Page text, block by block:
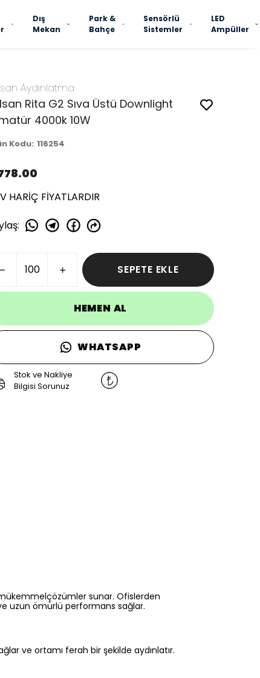
Dış
Mekan
Park &
Bahçe
Sensörlü
Sistemler
LED
Ampüller
Aydınlatma
Rita G2 Sıva Üstü Downlight
4000k 10W
Kodu: 116254
HARİÇ FİYATLARDIR
:
SEPETE EKLE
HEMEN AL
WHATSAPP
Stok ve Nakliye
Bilgisi Sorunuz
sunar. Ofislerden
uzun ömürlü performans sağlar.
ve ortamı ferah bir şekilde aydınlatır.